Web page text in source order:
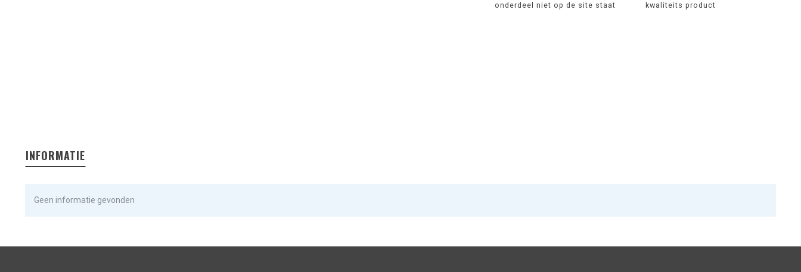
onderdeel niet op de site staat
kwaliteits product
INFORMATIE
Geen informatie gevonden